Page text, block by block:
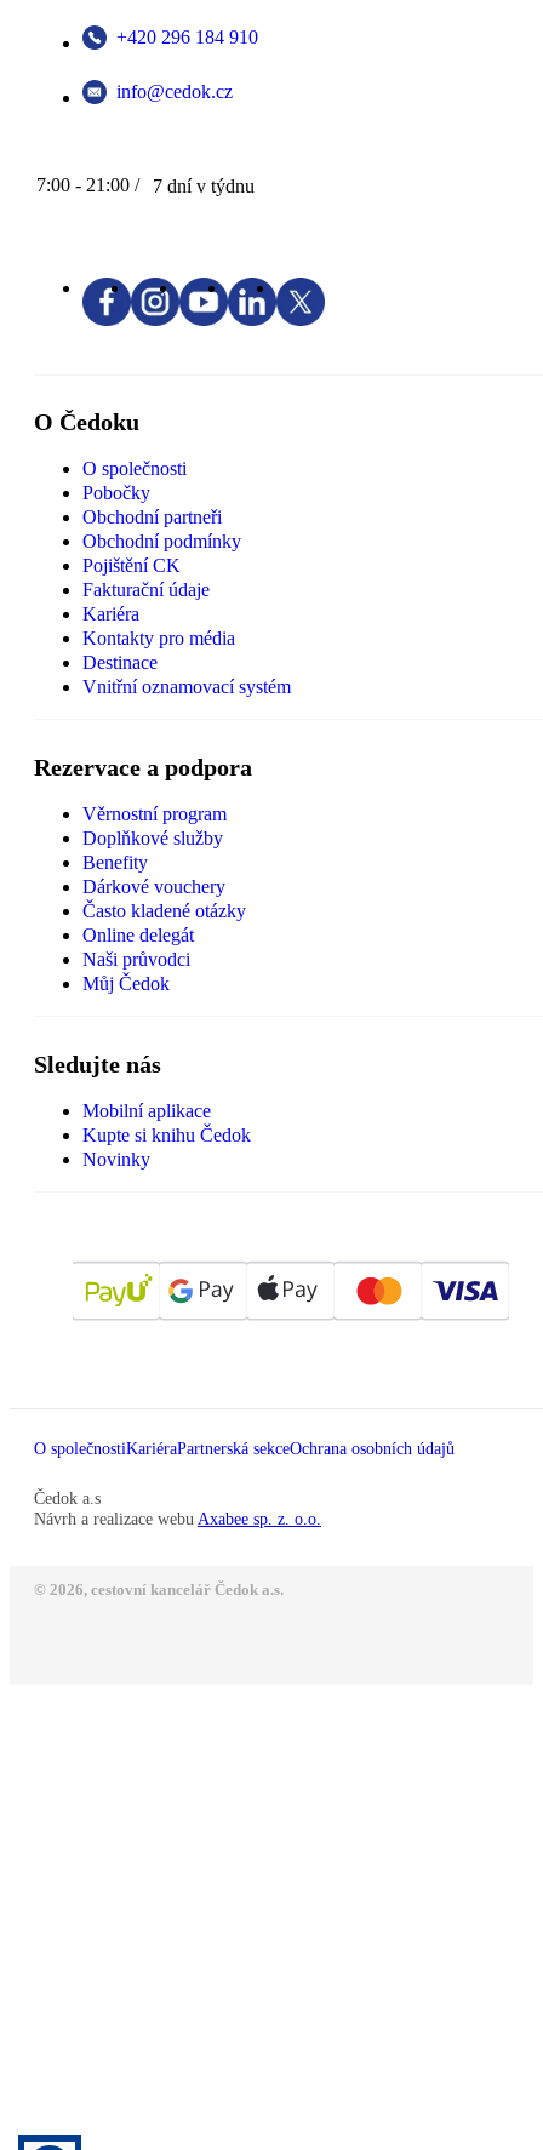
+420 296 184 910
info@cedok.cz
7:00 - 21:00 / 7 dní v týdnu
O Čedoku
O společnosti
Pobočky
Obchodní partneři
Obchodní podmínky
Pojištění CK
Fakturační údaje
Kariéra
Kontakty pro média
Destinace
Vnitřní oznamovací systém
Rezervace a podpora
Věrnostní program
Doplňkové služby
Benefity
Dárkové vouchery
Často kladené otázky
Online delegát
Naši průvodci
Můj Čedok
Sledujte nás
Mobilní aplikace
Kupte si knihu Čedok
Novinky
O společnostiKariéraPartnerská sekceOchrana osobních údajů
Čedok a.s
Návrh a realizace webu Axabee sp. z. o.o.
© 2026, cestovní kancelář Čedok a.s.